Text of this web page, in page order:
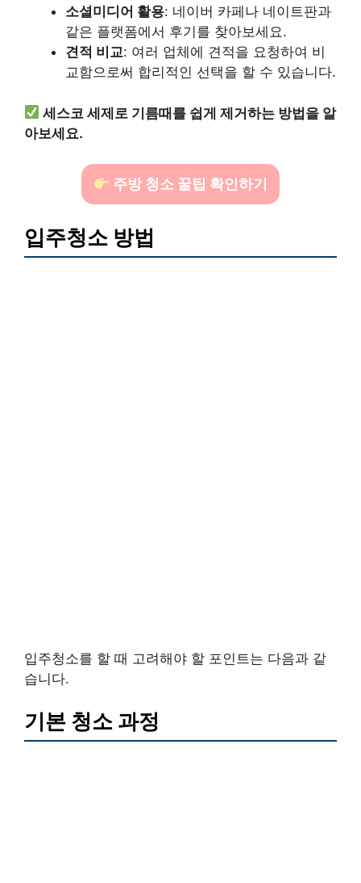
소셜미디어 활용: 네이버 카페나 네이트판과
같은 플랫폼에서 후기를 찾아보세요.
견적 비교: 여러 업체에 견적을 요청하여 비
교함으로써 합리적인 선택을 할 수 있습니다.
세스코 세제로 기름때를 쉽게 제거하는 방법을 알
아보세요.
주방 청소 꿀팁 확인하기
입주청소 방법
입주청소를 할 때 고려해야 할 포인트는 다음과 같
습니다.
기본 청소 과정